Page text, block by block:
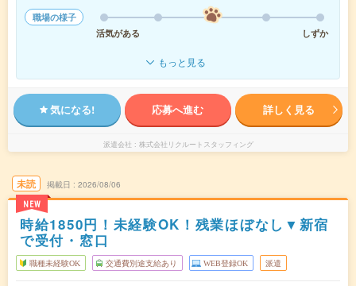
職場の様子
活気がある
しずか
もっと見る
気になる! 応募へ進む 詳しく見る
派遣会社 株式会社リクルートスタッフィング
未読
NEW
掲載日 2026/08/06
時給1850円！未経験OK！残業ほぼなし▼新宿
で受付・窓口
職種未経験OK 交通費別途支給あり WEB登録OK 派遣